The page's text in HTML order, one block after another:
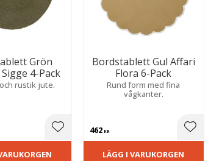
Grön
4-Pack
rustik jute.
Lägg till i favoriter
Bordstablett Gul Affari
Flora 6-Pack
Rund form med fina
vågkanter.
462KR Lägg
LÄGG I VARUKORGEN